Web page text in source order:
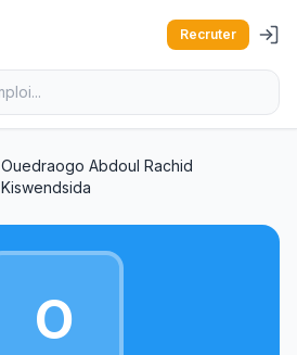
Recruter
Ouedraogo Abdoul Rachid
Kiswendsida
O